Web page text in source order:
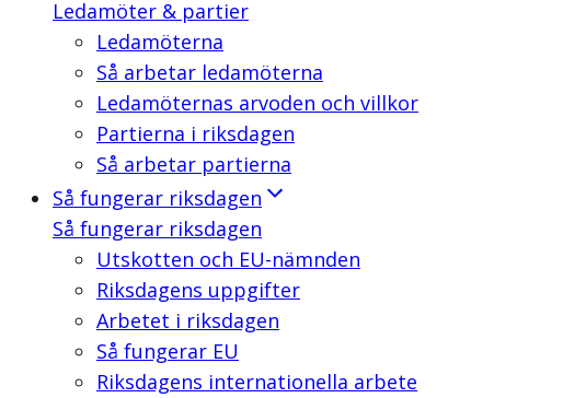
Ledamöter & partier
Ledamöterna
Så arbetar ledamöterna
Ledamöternas arvoden och villkor
Partierna i riksdagen
Så arbetar partierna
Så fungerar riksdagen
Så fungerar riksdagen
Utskotten och EU-nämnden
Riksdagens uppgifter
Arbetet i riksdagen
Så fungerar EU
Riksdagens internationella arbete